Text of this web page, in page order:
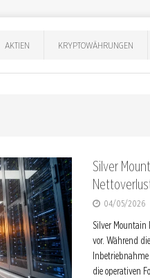
AKTIEN KRYPTOWÄHRUNGEN
Silver
04/05/2026
Silver Mountain
vor. Während
die operativen